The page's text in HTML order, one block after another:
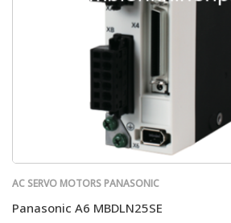
AC SERVO MOTORS PANASONIC
Panasonic A6 MBDLN25SE